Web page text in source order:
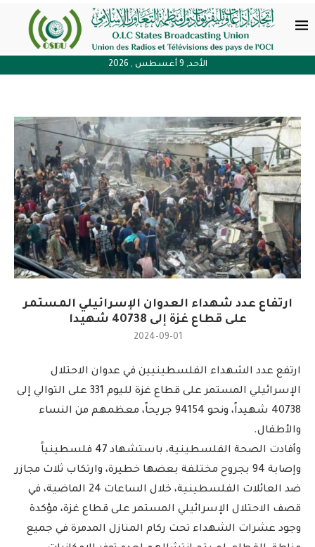
الأحد, 9 أغسطس , 2026
ارتفاع عدد شهداء العدوان الإسرائيلي المستمر
على قطاع غزة إلى 40738 شهيدا
2024-09-01
ارتفع عدد الشهداء الفلسطينيين في عدوان الاحتلال
الإسرائيلي المستمر على قطاع غزة لليوم 331 على التوالي إلى
40738 شهيداً، ونحو 94154 جريحاً، معظمهم من النساء
والأطفال.
وأفادت الصحة الفلسطينية، باستشهاد 47 فلسطينياً
وإصابة 94 بجروح مختلفة بعضها خطيرة، وارتكاب ثلاث مجازر
ضد العائلات الفلسطينية، خلال الساعات 24 الماضية، في
قصف الاحتلال الإسرائيلي المستمر على قطاع غزة، مؤكدة
وجود عشرات الشهداء تحت ركام المنازل المدمرة في جميع